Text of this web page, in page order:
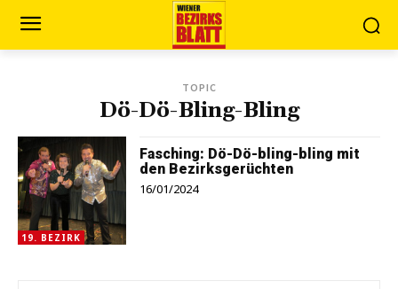
TOPIC
Dö-Dö-Bling-Bling
19. BEZIRK
Fasching: Dö-Dö-bling-bling mit
den Bezirksgerüchten
16/01/2024